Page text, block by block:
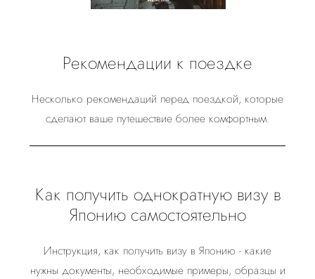
Рекомендации к поездке
Несколько рекомендаций перед поездкой, которые
сделают ваше путешествие более комфортным.
Как получить однократную визу в
Японию самостоятельно
Инструкция, как получить визу в Японию - какие
нужны документы, необходимые примеры, образцы и